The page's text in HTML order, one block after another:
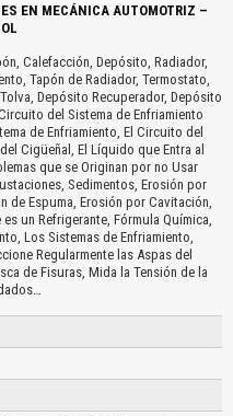
EN MECÁNICA AUTOMOTRIZ –
Calefacción, Depósito, Radiador,
Tapón de Radiador, Termostato,
Depósito Recuperador, Depósito
del Sistema de Enfriamiento
de Enfriamiento, El Circuito del
Cigüeñal, El Líquido que Entra al
que se Originan por no Usar
Sedimentos, Erosión por
de Espuma, Erosión por Cavitación,
un Refrigerante, Fórmula Química,
Los Sistemas de Enfriamiento,
Regularmente las Aspas del
de Fisuras, Mida la Tensión de la